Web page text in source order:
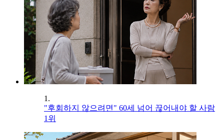
1.
"후회하지 않으려면" 60세 넘어 끊어내야 할 사람
1위